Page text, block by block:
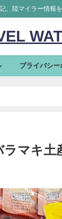
、陸マイラー情報
プライバシー
ラマキ土